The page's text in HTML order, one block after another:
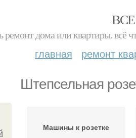
ремонт дома или квартиры.
главная ремонт
Штепсельная
Машины к розетке